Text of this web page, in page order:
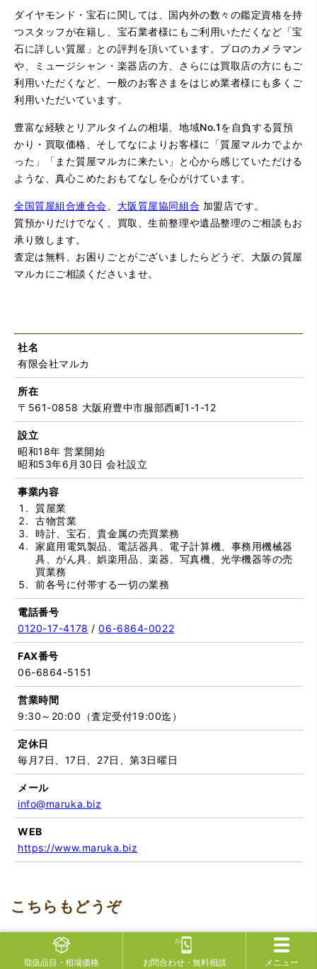
ダイヤモンド・宝石に関しては、国内外の数々の鑑定資格を持
つスタッフが在籍し、宝石業者様にもご利用いただくなど「宝
石に詳しい質屋」との評判を頂いています。プロのカメラマン
や、ミュージシャン・楽器店の方、さらには買取店の方にもご
利用いただくなど、一般のお客さまをはじめ業者様にも多くご
利用いただいています。
豊富な経験とリアルタイムの相場、地域No.1を自負する質預
かり・買取価格、そしてなによりお客様に「質屋マルカでよか
った」「また質屋マルカに来たい」と心から感じていただける
ような、真心こめたおもてなしを心がけています。
全国質屋組合連合会 大阪質屋協同組合 加盟店です。
質預かりだけでなく、買取、生前整理や遺品整理のご相談もお
承り致します。
査定は無料、お困りごとがございましたらどうぞ、大阪の質屋
マルカにご相談くださいませ。
社名
有限会社マルカ
所在
〒561-0858 大阪府豊中市服部西町1-1-12
設立
昭和18年 営業開始
昭和53年6月30日 会社設立
事業内容
質屋業
古物営業
時計、宝石、貴金属の売買業務
家庭用電気製品、電話器具、電子計算機、事務用機械器
具、がん具、娯楽用品、楽器、写真機、光学機器等の売
買業務
前各号に付帯する一切の業務
電話番号
0120-17-4178 /06-6864-0022
FAX番号
06-6864-5151
営業時間
9:30～20:00（査定受付19:00迄）
定休日
毎月7日、17日、27日、第3日曜日
メール
info@maruka.biz
WEB
https://www.maruka.biz
質屋マルカが選ばれる理由！
取扱品目 ・相場価格 お問合わせ・無料相談 メニュー